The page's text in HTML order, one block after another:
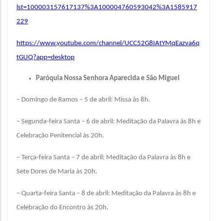
lst=100003157617137%3A100004760593042%3A1585917
229
https://www.youtube.com/channel/UCC52G8IAtYMqEazva6q
tGUQ?app=desktop
Paróquia Nossa Senhora Aparecida e São Miguel
– Domingo de Ramos – 5 de abril: Missa às 8h.
– Segunda-feira Santa – 6 de abril: Meditação da Palavra às 8h e
Celebração Penitencial às 20h.
– Terça-feira Santa – 7 de abril: Meditação da Palavra às 8h e
Sete Dores de Maria às 20h.
– Quarta-feira Santa – 8 de abril: Meditação da Palavra às 8h e
Celebração do Encontro às 20h.